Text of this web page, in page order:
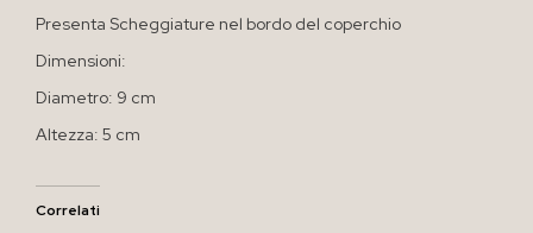
Presenta Scheggiature nel bordo del coperchio
Dimensioni:
Diametro: 9 cm
Altezza: 5 cm
Correlati